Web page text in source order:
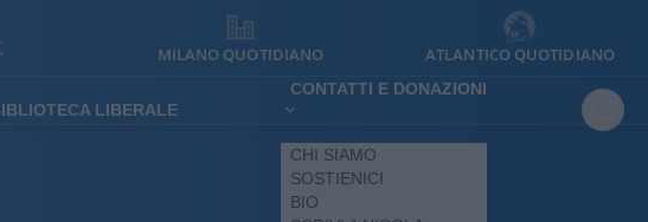
MILANO QUOTIDIANO ATLANTICO QUOTIDIANO
LIBERALE
CONTATTI E DONAZIONI
CHI SIAMO
SOSTIENICI
BIO